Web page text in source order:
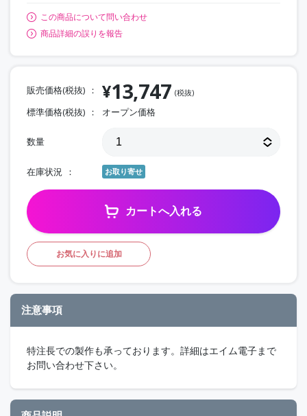
この商品について問い合わせ
商品詳細の誤りを報告
販売価格(税抜) ¥13,747 (税抜)
標準価格(税抜) オープン価格
数量
在庫状況 お取り寄せ
カートへ入れる
お気に入りに追加
注意事項
特注長での製作も承っております。詳細はエイム電子まで
お問い合わせ下さい。